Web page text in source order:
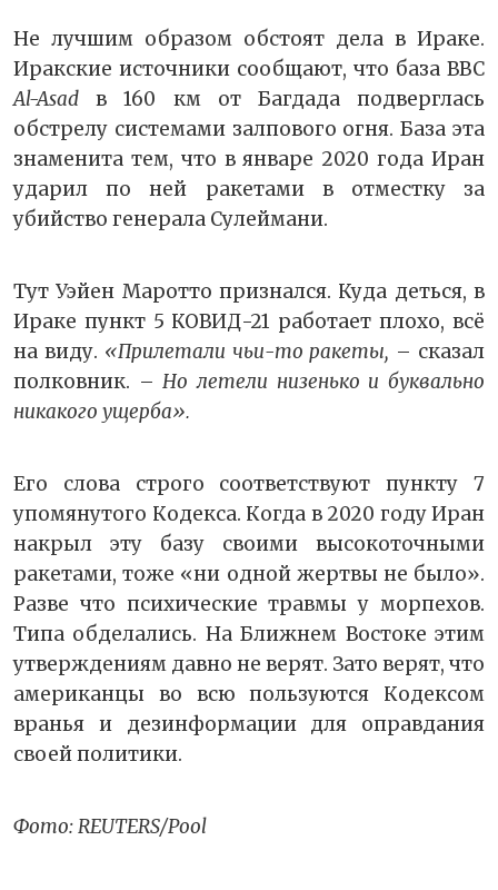
Не лучшим образом обстоят дела в Ираке.
Иракские источники сообщают, что база ВВС
Al-Asadв 160 км от Багдада подверглась
обстрелу системами залпового огня. База эта
знаменита тем, что в январе 2020 года Иран
ударил по ней ракетами в отместку за
убийство генерала Сулеймани.
Тут Уэйен Маротто признался. Куда деться, в
Ираке пункт 5 КОВИД-21 работает плохо, всё
на виду. «Прилетали чьи-то ракеты, – сказал
полковник. –Но летели низенько и буквально
никакого ущерба».
Его слова строго соответствуют пункту 7
упомянутого Кодекса. Когда в 2020 году Иран
накрыл эту базу своими высокоточными
ракетами, тоже «ни одной жертвы не было».
Разве что психические травмы у морпехов.
Типа обделались. На Ближнем Востоке этим
утверждениям давно не верят. Зато верят, что
американцы во всю пользуются Кодексом
вранья и дезинформации для оправдания
своей политики.
Фото: REUTERS/Pool